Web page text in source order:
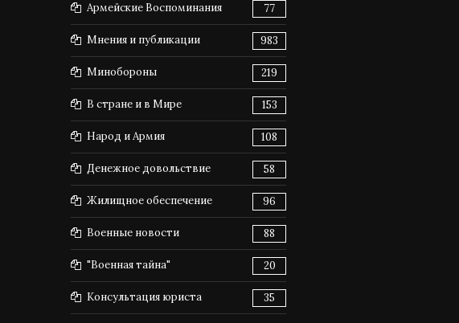
Армейские Воспоминания 77
Мнения и публикации 983
Минобороны 219
В стране и в Мире 153
Народ и Армия 108
Денежное довольствие 58
Жилищное обеспечение 96
Военные новости 88
"Военная тайна" 20
Консультация юриста 35